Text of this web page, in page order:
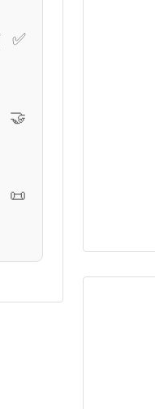
✅
🤝
📜